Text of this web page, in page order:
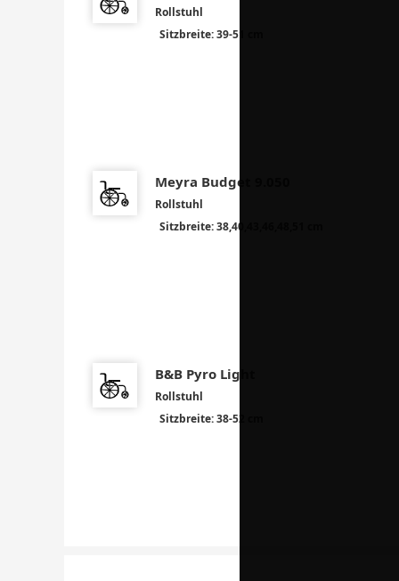
Rollstuhl
Sitzbreite: 39-51 cm
Meyra Budget 9.050
Rollstuhl
Sitzbreite: 38,40,43,46,48,51 cm
B&B Pyro Light
Rollstuhl
Sitzbreite: 38-52 cm